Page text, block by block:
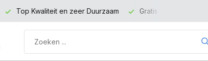
Gratis verzending binnen NL vanaf 100 euro